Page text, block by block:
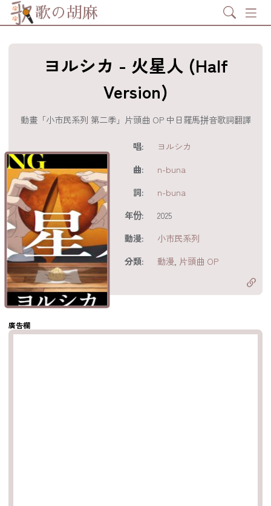
歌の胡麻 Search
ヨルシカ - 火星人 (Half
Version)
動畫「小市民系列 第二季」片頭曲 OP 中日羅馬拼音歌詞翻譯
唱:
ヨルシカ
曲:
n-buna
詞:
n-buna
年份:
2025
動漫:
小市民系列
分類:
動漫 片頭曲 OP
分享至
享至 X
分享至
製鏈結
廣告欄